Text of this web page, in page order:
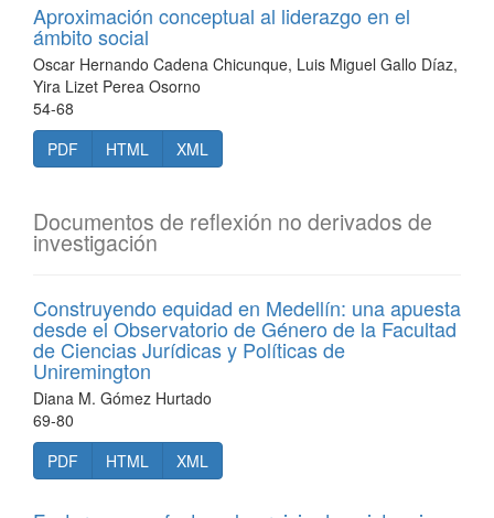
Aproximación conceptual al liderazgo en el
ámbito social
Oscar Hernando Cadena Chicunque, Luis Miguel Gallo Díaz,
Yira Lizet Perea Osorno
54-68
PDF
HTML XML
Documentos de reflexión no derivados de
investigación
Construyendo equidad en Medellín: una apuesta
desde el Observatorio de Género de la Facultad
de Ciencias Jurídicas y Políticas de
Uniremington
Diana M. Gómez Hurtado
69-80
PDF
HTML XML